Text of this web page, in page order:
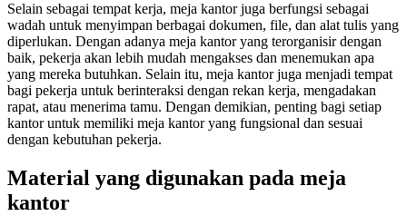
Selain sebagai tempat kerja, meja kantor juga berfungsi sebagai
wadah untuk menyimpan berbagai dokumen, file, dan alat tulis yang
diperlukan. Dengan adanya meja kantor yang terorganisir dengan
baik, pekerja akan lebih mudah mengakses dan menemukan apa
yang mereka butuhkan. Selain itu, meja kantor juga menjadi tempat
bagi pekerja untuk berinteraksi dengan rekan kerja, mengadakan
rapat, atau menerima tamu. Dengan demikian, penting bagi setiap
kantor untuk memiliki meja kantor yang fungsional dan sesuai
dengan kebutuhan pekerja.
Material yang digunakan pada meja
kantor